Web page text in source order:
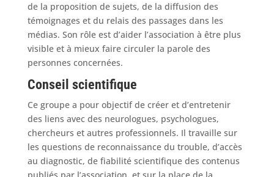
de la proposition de sujets, de la diffusion des
témoignages et du relais des passages dans les
médias. Son rôle est d’aider l’association à être plus
visible et à mieux faire circuler la parole des
personnes concernées.
Conseil scientifique
Ce groupe a pour objectif de créer et d’entretenir
des liens avec des neurologues, psychologues,
chercheurs et autres professionnels. Il travaille sur
les questions de reconnaissance du trouble, d’accès
au diagnostic, de fiabilité scientifique des contenus